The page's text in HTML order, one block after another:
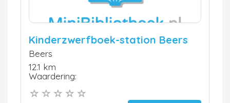
Kinderzwerfboek-station Beers
Beers
12.1 km
Waardering: